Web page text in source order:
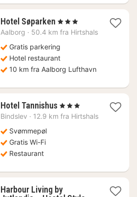
Hotel Søparken 1
nat
825
kr.
, 3 Stjerner
Aalborg · 50.4 km fra Hirtshals
Gratis parkering
Hotel restaurant
10 km fra Aalborg Lufthavn
Hotel Tannishus1
nat
, 3 Stjerner
Bindslev · 12.9 km fra Hirtshals
Svømmepøl
Gratis Wi-Fi
Restaurant
Harbour Living by